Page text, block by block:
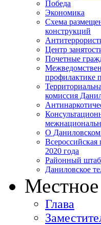
Победа
Экономика
Схема
конструкций
Центр
Почетные
профилактике
комиссия
О
Всероссийская
2020 года
Районный
Даниловское
Глава